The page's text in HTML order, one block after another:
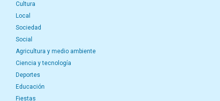
Cultura
Local
Sociedad
Social
Agricultura y medio ambiente
Ciencia y tecnología
Deportes
Educación
Fiestas